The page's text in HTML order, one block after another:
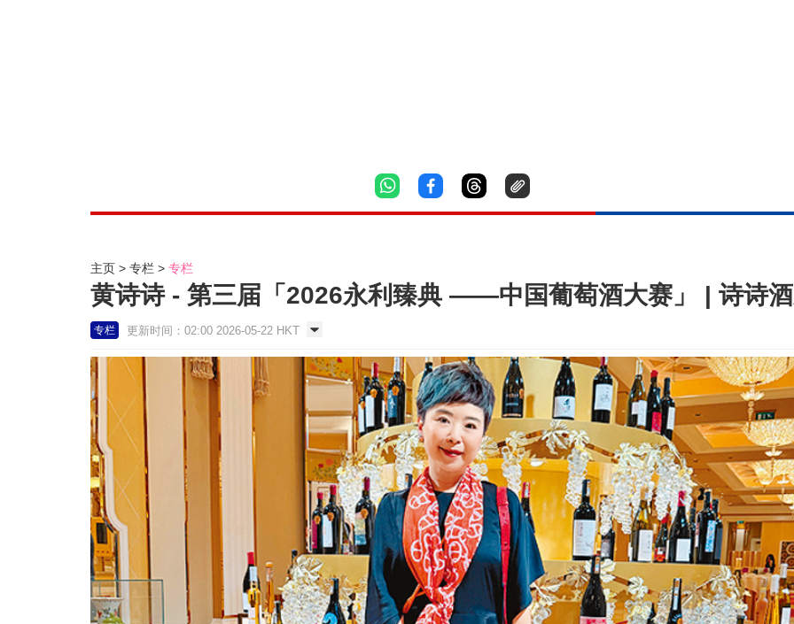
主页 专栏 专栏
黄诗诗 - 第三届「2026永利臻典 ——中国葡萄酒大赛」 | 诗诗
专栏 更新时间：02:00 2026-05-22 HKT